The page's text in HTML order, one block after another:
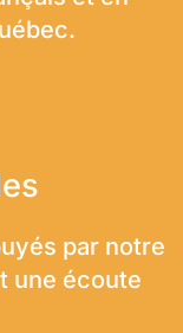
par notre
une écoute